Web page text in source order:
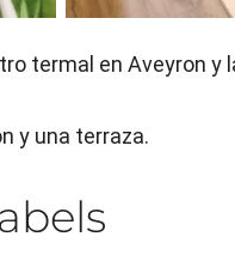
termal en Aveyron y
y una terraza.